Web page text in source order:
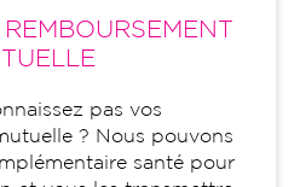
pas vos
? Nous pouvons
santé pour